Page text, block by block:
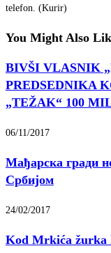
telefon. (Kurir)
You Might Also
BIVŠI VLASNIK
PREDSEDNIKA
„TEŽAK“ 100
06/11/2017
Мађарска гради
Србијом
24/02/2017
Kod Mrkića žurka